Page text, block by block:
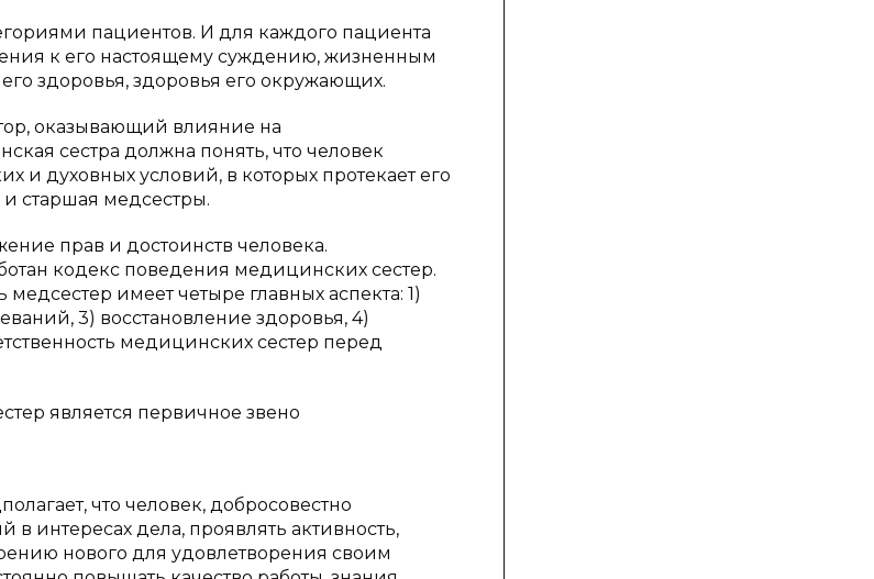
пациентов. И для каждого пациента
к его настоящему суждению, жизненным
здоровья, здоровья его окружающих.
оказывающий влияние на
сестра должна понять, что человек
и духовных условий, в которых протекает его
и старшая медсестры.
прав и достоинств человека.
кодекс поведения медицинских сестер.
имеет четыре главных аспекта: 1)
3) восстановление здоровья, 4)
медицинских сестер перед
является первичное звено
что человек, добросовестно
интересах дела, проявлять активность,
нового для удовлетворения своим